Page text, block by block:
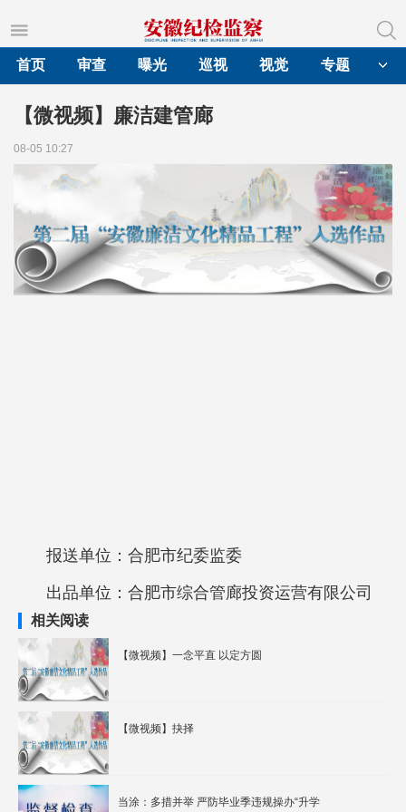
首页
审查 曝光 巡视 视觉 专题
【微视频】廉洁建管廊
08-05 10:27
报送单位： 合肥市纪委监委
出品单位： 合肥市综合管廊投资运营有限公司
相关阅读
【微视频】一念平直 以定方圆
【微视频】抉择
当涂：多措并举 严防毕业季违规操办“升学